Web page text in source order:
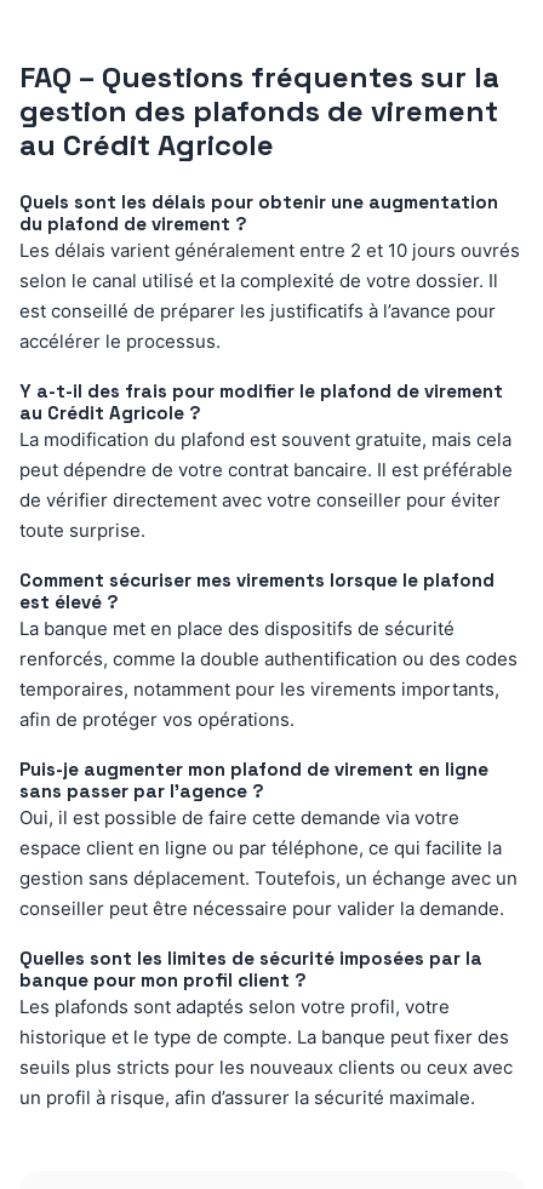
FAQ – Questions fréquentes sur la
gestion des plafonds de virement
au Crédit Agricole
Quels sont les délais pour obtenir une augmentation
du plafond de virement ?
Les délais varient généralement entre 2 et 10 jours ouvrés
selon le canal utilisé et la complexité de votre dossier. Il
est conseillé de préparer les justificatifs à l’avance pour
accélérer le processus.
Y a-t-il des frais pour modifier le plafond de virement
au Crédit Agricole ?
La modification du plafond est souvent gratuite, mais cela
peut dépendre de votre contrat bancaire. Il est préférable
de vérifier directement avec votre conseiller pour éviter
toute surprise.
Comment sécuriser mes virements lorsque le plafond
est élevé ?
La banque met en place des dispositifs de sécurité
renforcés, comme la double authentification ou des codes
temporaires, notamment pour les virements importants,
afin de protéger vos opérations.
Puis-je augmenter mon plafond de virement en ligne
sans passer par l’agence ?
Oui, il est possible de faire cette demande via votre
espace client en ligne ou par téléphone, ce qui facilite la
gestion sans déplacement. Toutefois, un échange avec un
conseiller peut être nécessaire pour valider la demande.
Quelles sont les limites de sécurité imposées par la
banque pour mon profil client ?
Les plafonds sont adaptés selon votre profil, votre
historique et le type de compte. La banque peut fixer des
seuils plus stricts pour les nouveaux clients ou ceux avec
un profil à risque, afin d’assurer la sécurité maximale.